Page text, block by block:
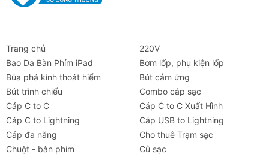
Trang chủ
220V
Bao Da Bàn Phím iPad
Bơm lốp, phụ kiện lốp
Búa phá kính thoát hiểm
Bút cảm ứng
Bút trình chiếu
Combo cáp sạc
Cáp C to C
Cáp C to C Xuất Hình
Cáp C to Lightning
Cáp USB to Lightning
Cáp đa năng
Cho thuê Trạm sạc
Chuột - bàn phím
Củ sạc